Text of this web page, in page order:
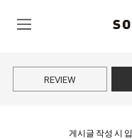
REVIEW
게시글 작성 시